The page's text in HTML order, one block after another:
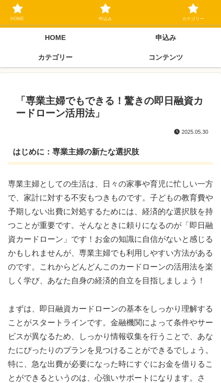
ブラックリスト長期延滞中でもOK 独自審査フリーローン 在籍確認なしの街
金クローネにご相談ください
HOME 申込み
カテゴリー コンテンツ
「専業主婦でもできる！驚きの即日融資カ
ードローン活用法」
2025.05.30
はじめに：専業主婦の新たな選択肢
専業主婦としての生活は、日々の家事や育児に忙しい一方
で、家計に対する不安もつきものです。子どもの教育費や
予期しない出費に対処するためには、経済的な選択肢を持
つことが重要です。そんなときに頼りになるのが「即日融
資カードローン」です！お金の知識に自信がないと感じる
かもしれませんが、専業主婦でも利用しやすい方法がある
のです。これからどんどんこのカードローンの活用法を楽
しく学び、あなた自身の経済的自立を目指しましょう！
まずは、即日融資カードローンの基本をしっかり理解する
ことがスタートラインです。金融機関によって条件やサー
ビスが異なるため、しっかり情報収集を行うことで、あな
たにぴったりのプランを見つけることができるでしょう。
特に、急な出費が必要になった時にすぐにお金を借りるこ
とができるというのは、心強いサポートになります。さ
HOME 申込み カテゴリー